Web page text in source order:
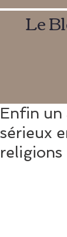
Le
Enfin un
sérieux
religions